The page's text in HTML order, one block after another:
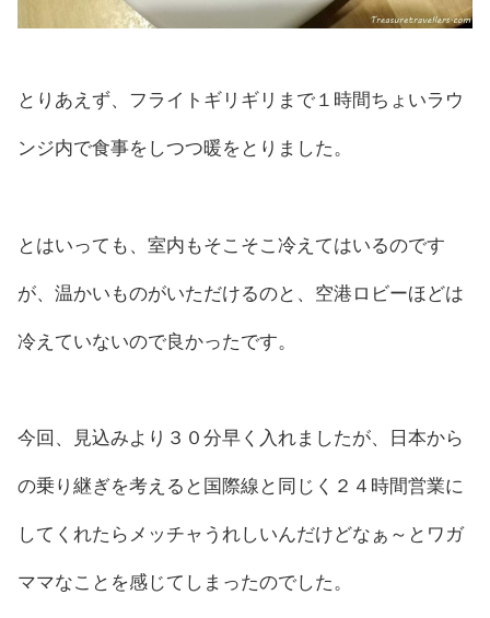
とりあえず、フライトギリギリまで１時間ちょいラウ
ンジ内で食事をしつつ暖をとりました。
とはいっても、室内もそこそこ冷えてはいるのです
が、温かいものがいただけるのと、空港ロビーほどは
冷えていないので良かったです。
今回、見込みより３０分早く入れましたが、日本から
の乗り継ぎを考えると国際線と同じく２４時間営業に
してくれたらメッチャうれしいんだけどなぁ～とワガ
ママなことを感じてしまったのでした。